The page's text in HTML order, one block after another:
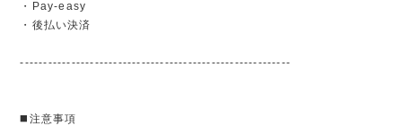
・Pay-easy
・後払い決済
----------------------------------------------------------
◼️注意事項